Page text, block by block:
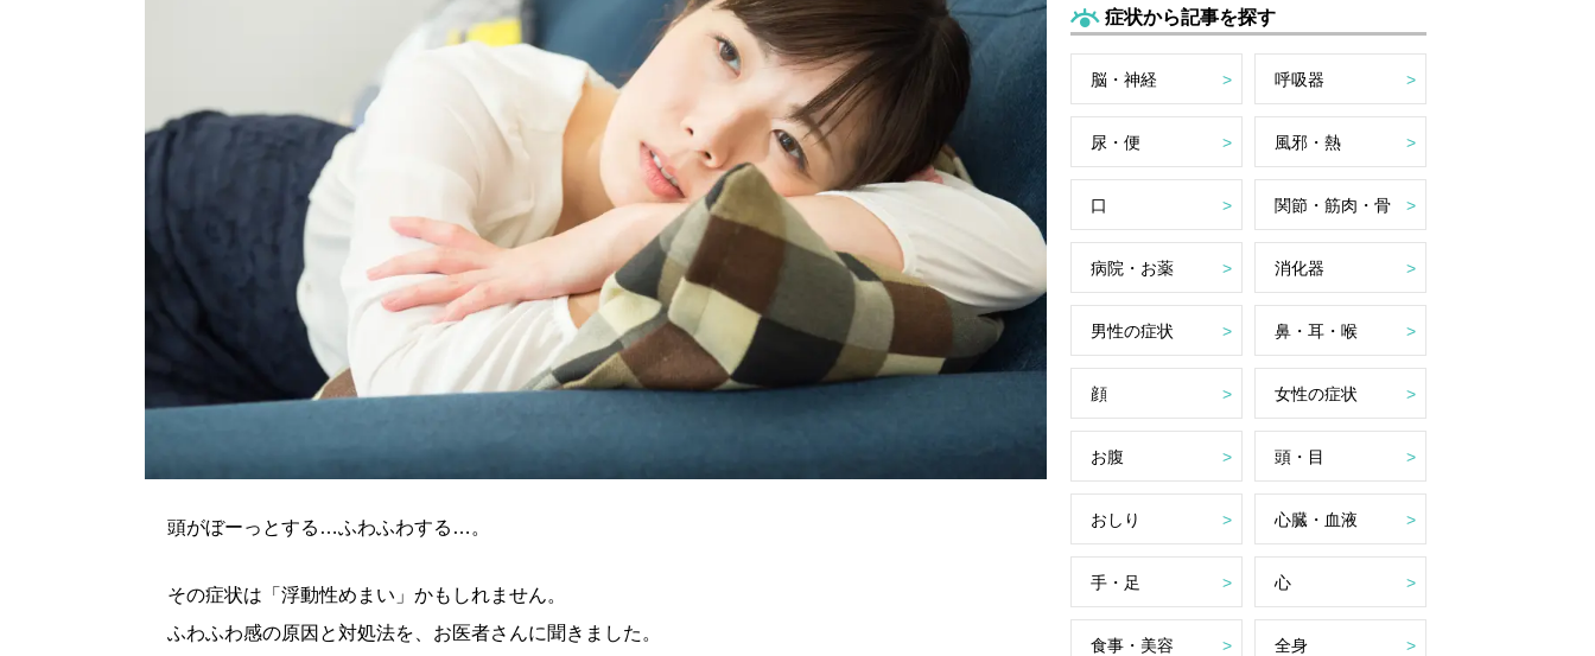
頭がぼーっとする…ふわふわする…。
その症状は「浮動性めまい」かもしれません。
ふわふわ感の原因と対処法を、お医者さんに聞きました。
症状から記事を探す
脳・神経 呼吸器
尿・便 風邪・熱
口 関節・筋肉・骨
病院・お薬 消化器
男性の症状 鼻・耳・喉
顔 女性の症状
お腹 頭・目
おしり 心臓・血液
手・足 心
食事・美容 全身